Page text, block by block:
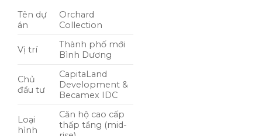
Tên dự
án
Orchard
Collection
Vị trí
Thành phố mới
Bình Dương
Chủ
đầu tư
CapitaLand
Development &
Becamex IDC
Loại
hình
Căn hộ cao cấp
thấp tầng (mid-